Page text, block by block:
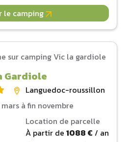
le camping
Gardiole
Languedoc-roussillon
à fin novembre
Location de parcelle
À partir de 1088 € / an